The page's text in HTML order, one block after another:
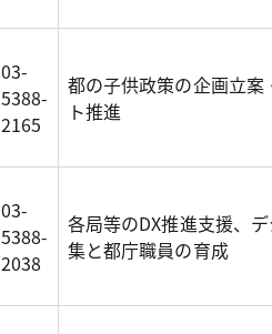
03-
5388-
2165
都の子供政策の企画立
ト推進
03-
5388-
2038
各局等のDX推進支援、
集と都庁職員の育成